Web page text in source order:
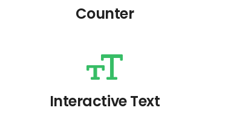
Counter
Interactive Text